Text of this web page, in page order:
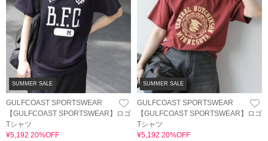
SUMMER SALE
GULFCOAST SPORTSWEAR
【GULFCOAST SPORTSWEAR】ロゴ
Tシャツ
¥5,192 20%OFF
SUMMER SALE
GULFCOAST SPORTSWEAR
【GULFCOAST SPORTSWEAR】ロゴ
Tシャツ
¥5,192 20%OFF